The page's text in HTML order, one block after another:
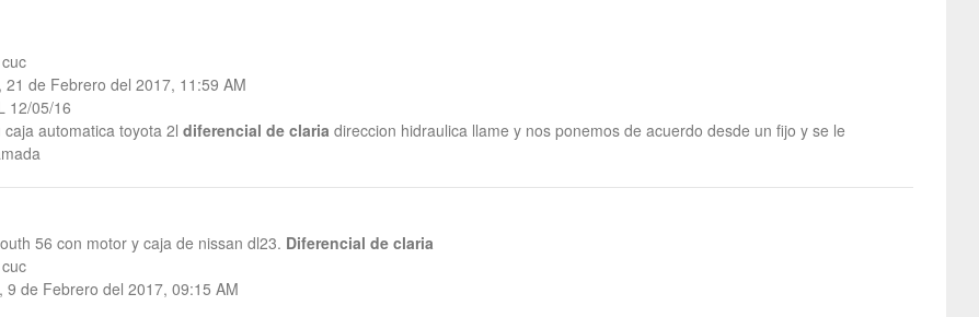
21 de Febrero del 2017, 11:59 AM
12/05/16
automatica toyota 2l diferencial de claria direccion hidraulica llame y nos ponemos de acuerdo desde un fijo y se le
56 con motor y caja de nissan dl23. Diferencial de claria
9 de Febrero del 2017, 09:15 AM